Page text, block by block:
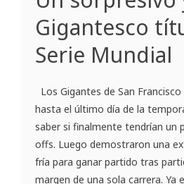
Gigantesco
Serie Mundial
Los Gigantes de San
hasta el último día de la
saber si finalmente tendrían un
offs. Luego demostraron una
fría para ganar partido tras
margen de una sola carrera. Ya